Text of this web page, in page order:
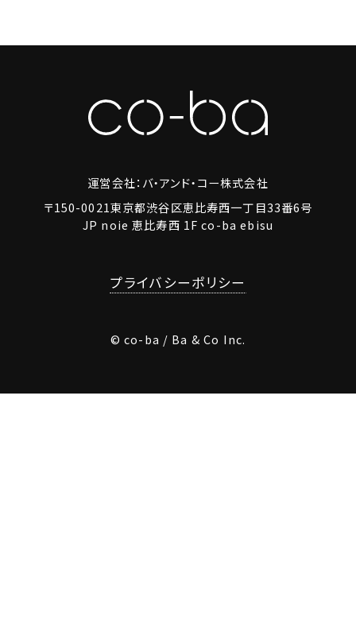
運営会社：バ・アンド・コー株式会社
〒150-0021東京都渋谷区恵比寿西一丁目33番6号
JP noie 恵比寿西 1F co-ba ebisu
プライバシーポリシー
© co-ba / Ba & Co Inc.